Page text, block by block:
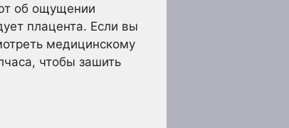
об ощущении
плацента. Если вы
медицинскому
чтобы зашить